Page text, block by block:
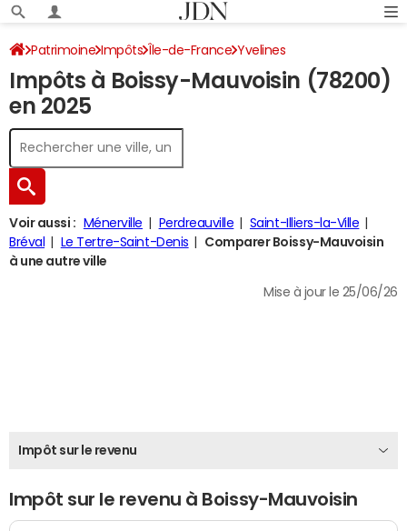
Patrimoine Impôts Île-de-France Yvelines
Boissy-Mauvoisin Impôt sur le revenu
Impôts à Boissy-Mauvoisin (78200)
en 2025
Voir aussi : Ménerville Perdreauville
Saint-Illiers-la-Ville
Bréval
Le Tertre-Saint-Denis
Comparer Boissy-Mauvoisin
à une autre ville
Mise à jour le 25/06/26
Impôt sur le revenu
Impôt sur le revenu à Boissy-Mauvoisin